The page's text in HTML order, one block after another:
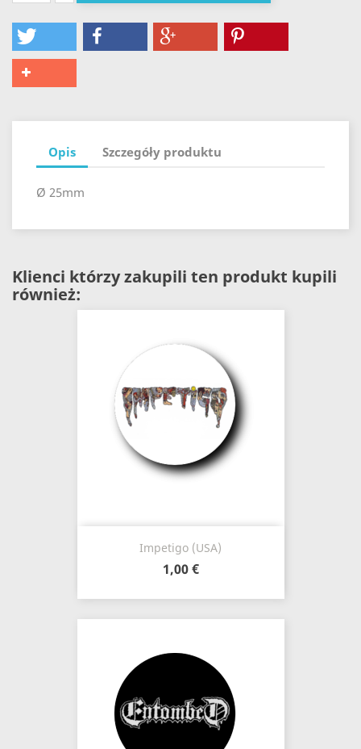
Opis Szczegóły produktu
Ø 25mm
Klienci którzy zakupili ten produkt kupili
również:
Impetigo (USA)
1,00 €